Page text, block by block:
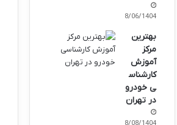
28/06/1404
بهترین
مرکز
آموزش
کارشناس
ی خودرو
در تهران
18/08/1404